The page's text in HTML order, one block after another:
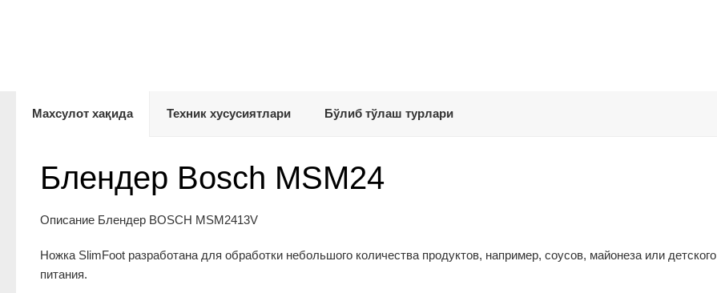
Махсулот хақида Техник хусусиятлари Бўлиб тўлаш турлари
Блендер Bosch MSM24
Описание Блендер BOSCH MSM2413V
Ножка SlimFoot разработана для обработки небольшого количества продуктов, например, соусов, майонеза или детского
питания.